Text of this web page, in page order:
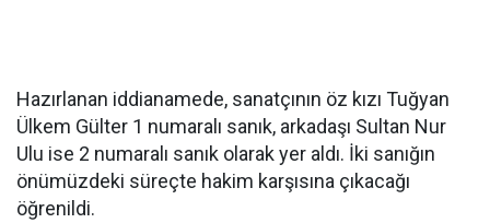
Hazırlanan iddianamede, sanatçının öz kızı Tuğyan
Ülkem Gülter 1 numaralı sanık, arkadaşı Sultan Nur
Ulu ise 2 numaralı sanık olarak yer aldı. İki sanığın
önümüzdeki süreçte hakim karşısına çıkacağı
öğrenildi.